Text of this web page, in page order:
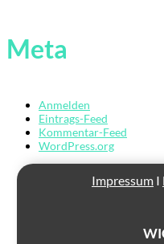
Reisen
Meta
Anmelden
Eintrags-Feed
Kommentar-Feed
WordPress.org
Impressum I